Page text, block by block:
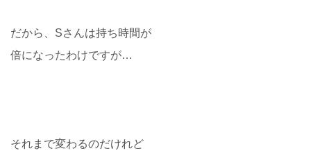
だから、Sさんは持ち時間が
倍になったわけですが…
それまで変わるのだけれど